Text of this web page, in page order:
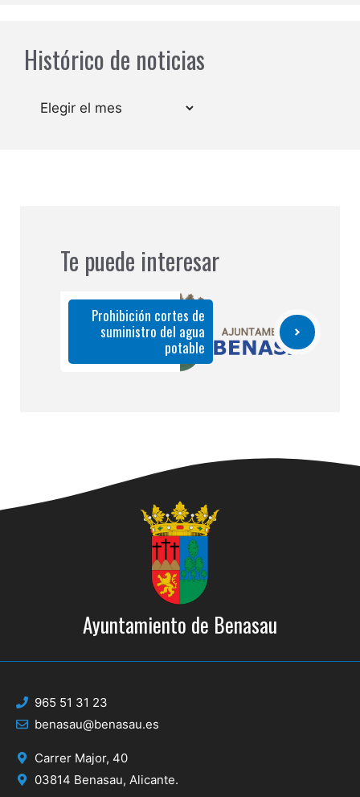
Histórico de noticias
Archivos
Te puede interesar
Prohibición cortes de
suministro del agua
potable
Ayuntamiento de Benasau
965 51 31 23
benasau@benasau.es
Carrer Major, 40
03814 Benasau, Alicante.